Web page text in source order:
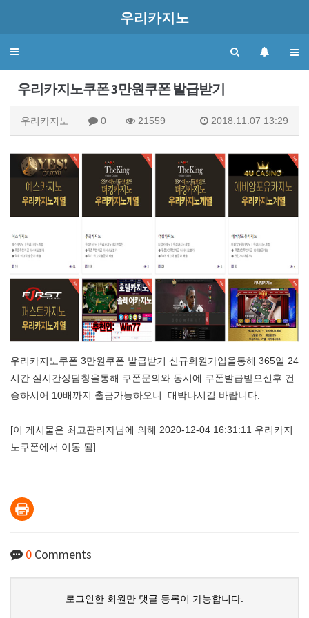
우리카지노
Toggle
우리카지노쿠폰 3만원쿠폰 발급받기
우리카지노 0 21559 2018.11.07 13:29
우리카지노쿠폰 3만원쿠폰 발급받기 신규회원가입을통해 365일 24
시간 실시간상담창을통해 쿠폰문의와 동시에 쿠폰발급받으신후 건
승하시어 10배까지 출금가능하오니 대박나시길 바랍니다.
[이 게시물은 최고관리자님에 의해 2020-12-04 16:31:11 우리카지
노쿠폰에서 이동 됨]
0 Comments
로그인한 회원만 댓글 등록이 가능합니다.